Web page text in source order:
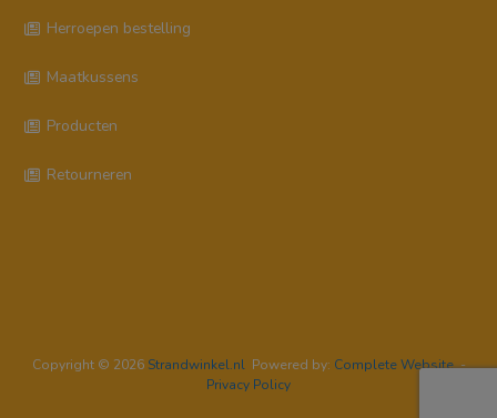
Herroepen bestelling
Maatkussens
Producten
Retourneren
Copyright © 2026 Strandwinkel.nlPowered by: Complete Website-
Privacy Policy